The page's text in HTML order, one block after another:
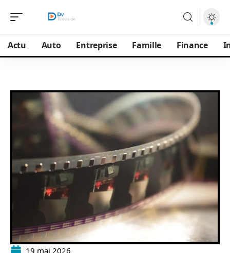
Actu Auto Entreprise Famille Finance
19 mai 2026